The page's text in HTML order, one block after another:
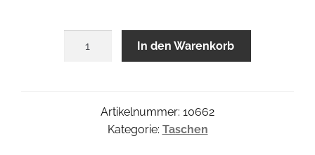
In den Warenkorb
Artikelnummer: 10662
Kategorie: Taschen